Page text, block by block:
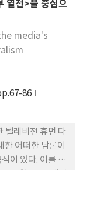
략의 특징에 맞춰
야기 연결하기-
를 스토리텔링
텔링 기반 문화
능성 및 효과에
구로 뒤따라야
목을 도모하고
시의 친족적 연망
가족 구성원들은
으로 이슬람 전
에서의 영구 거
연구를 통해 방글
국제결혼가정의
하고 있었으며 자
하도록 유도하고
아버지의 권위와
하고 있었다. 아
대한 한국사회
열전>을 중심으
media's
86
텔레비전 휴먼 다
어떠한 담론이
이 있다. 이를 위
분석하였다. 인물
과 공간, 그리고